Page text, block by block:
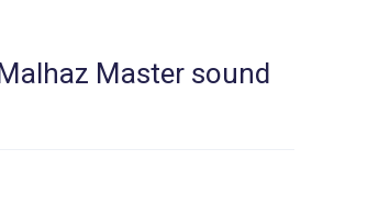
Master sound